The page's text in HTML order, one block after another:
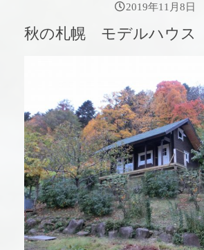
2019年11月8日
秋の札幌 モデルハウス